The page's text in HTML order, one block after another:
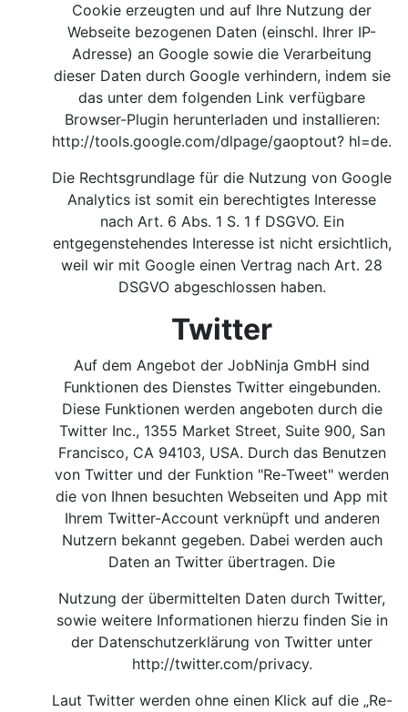
Cookie erzeugten und auf Ihre Nutzung der
Webseite bezogenen Daten (einschl. Ihrer IP-
Adresse) an Google sowie die Verarbeitung
dieser Daten durch Google verhindern, indem sie
das unter dem folgenden Link verfügbare
Browser-Plugin herunterladen und installieren:
http://tools.google.com/dlpage/gaoptout? hl=de.
Die Rechtsgrundlage für die Nutzung von Google
Analytics ist somit ein berechtigtes Interesse
nach Art. 6 Abs. 1 S. 1 f DSGVO. Ein
entgegenstehendes Interesse ist nicht ersichtlich,
weil wir mit Google einen Vertrag nach Art. 28
DSGVO abgeschlossen haben.
Twitter
Auf dem Angebot der JobNinja GmbH sind
Funktionen des Dienstes Twitter eingebunden.
Diese Funktionen werden angeboten durch die
Twitter Inc., 1355 Market Street, Suite 900, San
Francisco, CA 94103, USA. Durch das Benutzen
von Twitter und der Funktion "Re-Tweet" werden
die von Ihnen besuchten Webseiten und App mit
Ihrem Twitter-Account verknüpft und anderen
Nutzern bekannt gegeben. Dabei werden auch
Daten an Twitter übertragen. Die
Nutzung der übermittelten Daten durch Twitter,
sowie weitere Informationen hierzu finden Sie in
der Datenschutzerklärung von Twitter unter
http://twitter.com/privacy.
Laut Twitter werden ohne einen Klick auf die „Re-